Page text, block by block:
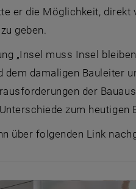
er die Möglichkeit,
geben.
„Insel muss Insel
dem damaligen
der
zum heutigen
über folgenden Link